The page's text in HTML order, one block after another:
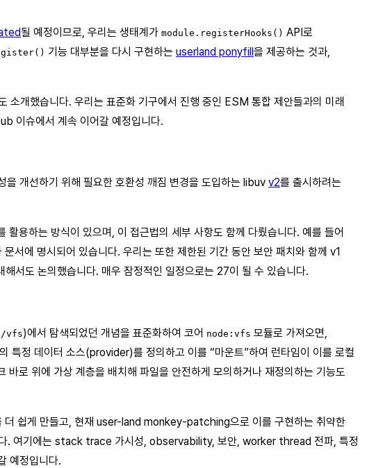
될 예정이므로, 우리는 생태계가 module.registerHooks() API로
기능 대부분을 다시 구현하는 userland ponyfill을 제공하는 것과,
소개했습니다. 우리는 표준화 기구에서 진행 중인 ESM 통합 제안들과의 미래
이슈에서 계속 이어갈 예정입니다.
개선하기 위해 필요한 호환성 깨짐 변경을 도입하는 libuv v2를 출시하려는
활용하는 방식이 있으며, 이 접근법의 세부 사항도 함께 다뤘습니다. 예를 들어
서에 명시되어 있습니다. 우리는 또한 제한된 기간 동안 보안 패치와 함께 v1
서도 논의했습니다. 매우 잠정적인 일정으로는 27이 될 수 있습니다.
vfs)에서 탐색되었던 개념을 표준화하여 코어 node:vfs 모듈로 가져오면,
특정 데이터 소스(provider)를 정의하고 이를 “마운트”하여 런타임이 이를 로컬
로 위에 가상 계층을 배치해 파일을 안전하게 모의하거나 재정의하는 기능도
더 쉽게 만들고, 현재 user-land monkey-patching으로 이를 구현하는 취약한
다. 여기에는 stack trace 가시성, observability, 보안, worker thread 전파, 특정
예정입니다.